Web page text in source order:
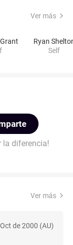
Ver más
Ryan
Self
la diferencia!
Ver más
de 2000 (AU)